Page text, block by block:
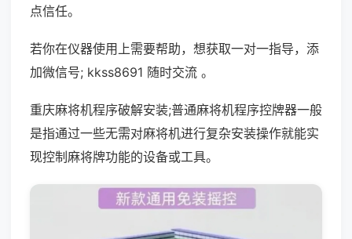
点信任。
若你在仪器使用上需要帮助，想获取一对一指导，添
加微信号; kkss8691 随时交流 。
重庆麻将机程序破解安装;普通麻将机程序控牌器一般
是指通过一些无需对麻将机进行复杂安装操作就能实
现控制麻将牌功能的设备或工具。